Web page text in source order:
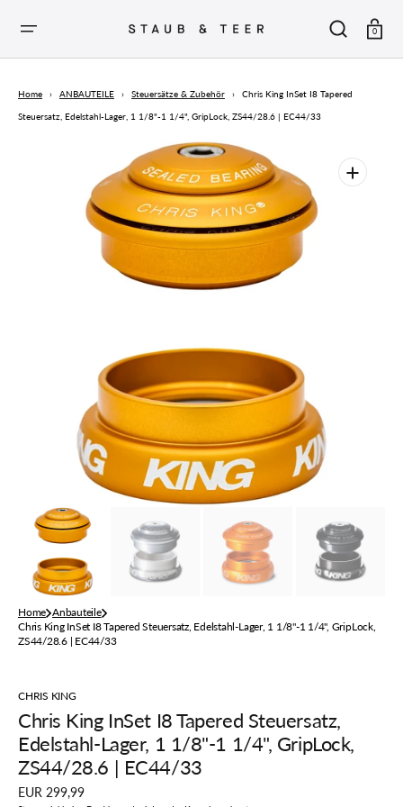
SPRINGEN
0
Home › ANBAUTEILE › Steuersätze & Zubehör › Chris King InSet I8 Tapered
Steuersatz, Edelstahl-Lager, 1 1/8"-1 1/4", GripLock, ZS44/28.6 | EC44/33
Medien
in
der
Home Anbauteile
Chris King InSet I8 Tapered Steuersatz, Edelstahl-Lager, 1 1/8"-1 1/4", GripLock,
ZS44/28.6 | EC44/33
CHRIS KING
Chris King InSet I8 Tapered Steuersatz,
Edelstahl-Lager, 1 1/8"-1 1/4", GripLock,
ZS44/28.6 | EC44/33
Regulärer
EUR 299,99